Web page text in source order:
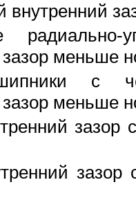
внутренний
радиально-
меньше
с
меньше
зазор
зазор